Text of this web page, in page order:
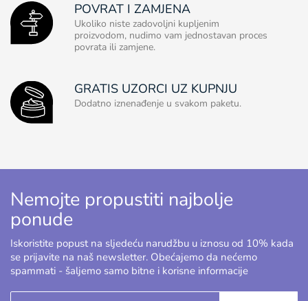
POVRAT I ZAMJENA
Ukoliko niste zadovoljni kupljenim
proizvodom, nudimo vam jednostavan proces
povrata ili zamjene.
GRATIS UZORCI UZ KUPNJU
Dodatno iznenađenje u svakom paketu.
Nemojte propustiti najbolje
ponude
Iskoristite popust na sljedeću narudžbu u iznosu od 10% kada
se prijavite na naš newsletter. Obećajemo da nećemo
spammati - šaljemo samo bitne i korisne informacije